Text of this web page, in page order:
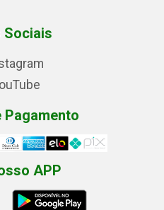
Sociais
Pagamento
APP